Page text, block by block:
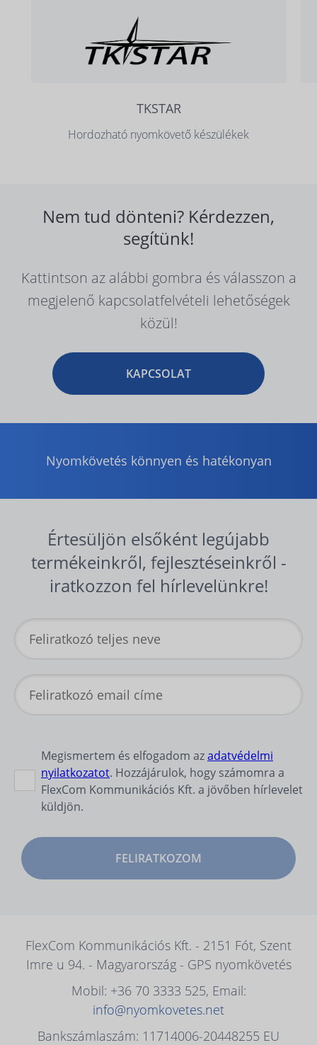
TKSTAR
Hordozható nyomkövető készülékek
Nem tud dönteni? Kérdezzen,
segítünk!
Kattintson az alábbi gombra és válasszon a
megjelenő kapcsolatfelvételi lehetőségek
közül!
KAPCSOLAT
Nyomkövetés könnyen és hatékonyan
Értesüljön elsőként legújabb
termékeinkről, fejlesztéseinkről -
iratkozzon fel hírlevelünkre!
Megismertem és elfogadom azadatvédelmi
nyilatkozatot. Hozzájárulok, hogy számomra a
FlexCom Kommunikációs Kft. a jövőben hírlevelet
küldjön.
FELIRATKOZOM
FlexCom Kommunikációs Kft. - 2151 Fót, Szent
Imre u 94. - Magyarország - GPS nyomkövetés
Mobil: +36 70 3333 525, Email:
info@nyomkovetes.net
Bankszámlaszám: 11714006-20448255 EU